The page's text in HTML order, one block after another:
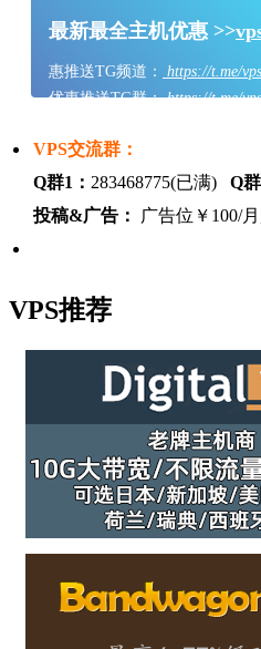
最新最全主机优惠 >>
惠推送TG频道：
https://t.me/
优惠推送TG群：https://t.me/
VPS交流群：
Q群1： 283468775(已满) Q群
投稿&广告：
广告位￥100/
VPS推荐